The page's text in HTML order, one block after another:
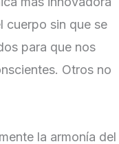
cuerpo sin que se
para que nos
Otros no
la armonía del